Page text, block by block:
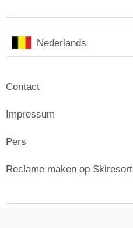
Nederlands
Contact
Impressum
Pers
Reclame maken op Skiresort